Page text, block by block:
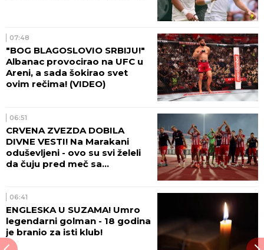
07:48
"BOG BLAGOSLOVIO SRBIJU!"
Albanac provocirao na UFC u
Areni, a sada šokirao svet
ovim rečima! (VIDEO)
06:51
CRVENA ZVEZDA DOBILA
DIVNE VESTI! Na Marakani
oduševljeni - ovo su svi želeli
da čuju pred meč sa
06:41
ENGLESKA U SUZAMA! Umro
legendarni golman - 18 godina
je branio za isti klub!